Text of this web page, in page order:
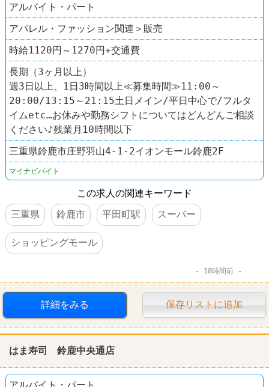
アルバイト・パート
アパレル・ファッション関連＞販売
時給1120円～1270円+交通費
長期（3ヶ月以上）
週3日以上、1日3時間以上≪募集時間≫11:00～
20:00/13:15～21:15土日メイン/平日中心で/フルタ
イムetc…お休みや勤務シフトについてはどんどんご相談
ください♪残業月10時間以下
三重県鈴鹿市庄野羽山4-1-2イオンモール鈴鹿2F
マイナビバイト
この求人の関連キーワード
三重県
鈴鹿市 平田町駅 スーパー
ショッピングモール
18時間前
詳細をみる 保存リストに追加
はま寿司 鈴鹿中央通店
アルバイト・パート